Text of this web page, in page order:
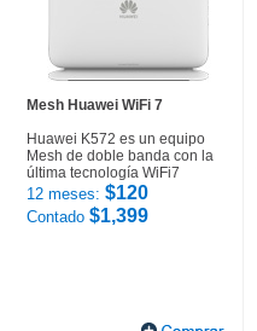
Mesh Huawei WiFi 7
Huawei K572 es un equipo
Mesh de doble banda con la
última tecnología WiFi7
12 meses: $120
Contado $1,399